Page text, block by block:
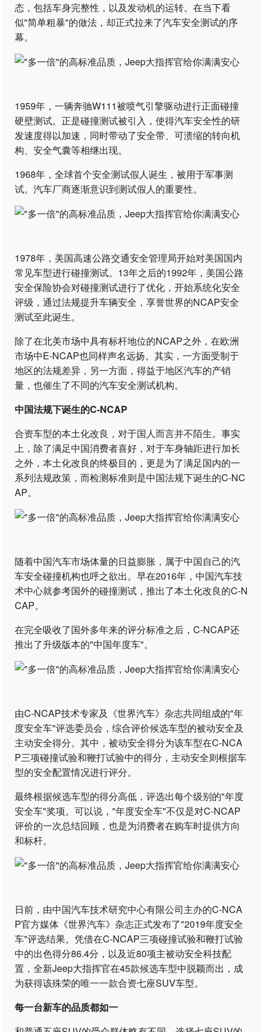
态，包括车身完整性，以及发动机的运转。在当下看
似"简单粗暴"的做法，却正式拉来了汽车安全测试的序
幕。
1959年，一辆奔驰W111被喷气引擎驱动进行正面碰撞
硬壁测试。正是碰撞测试被引入，使得汽车安全性的研
发速度得以加速，同时带动了安全带、可溃缩的转向机
构、安全气囊等相继出现。
1968年，全球首个安全测试假人诞生，被用于军事测
试。汽车厂商逐渐意识到测试假人的重要性。
1978年，美国高速公路交通安全管理局开始对美国国内
常见车型进行碰撞测试。13年之后的1992年，美国公路
安全保险协会对碰撞测试进行了优化，开始系统化安全
评级，通过法规提升车辆安全，享誉世界的NCAP安全
测试至此诞生。
除了在北美市场中具有标杆地位的NCAP之外，在欧洲
市场中E-NCAP也同样声名远扬。其实，一方面受制于
地区的法规差异，另一方面，得益于地区汽车的产销
量，也催生了不同的汽车安全测试机构。
中国法规下诞生的C-NCAP
合资车型的本土化改良，对于国人而言并不陌生。事实
上，除了满足中国消费者喜好，对于车身轴距进行加长
之外，本土化改良的终极目的，更是为了满足国内的一
系列法规政策，而检测标准则是中国法规下诞生的C-NC
AP。
随着中国汽车市场体量的日益膨胀，属于中国自己的汽
车安全碰撞机构也呼之欲出。早在2016年，中国汽车技
术中心就参考国外的碰撞测试，推出了本土化改良的C-N
CAP。
在完全吸收了国外多年来的评分标准之后，C-NCAP还
推出了升级版本的"中国年度车"。
由C-NCAP技术专家及《世界汽车》杂志共同组成的"年
度安全车"评选委员会，综合评价候选车型的被动安全及
主动安全得分。其中，被动安全得分为该车型在C-NCA
P三项碰撞试验和鞭打试验中的得分，主动安全则根据车
型的安全配置情况进行评分。
最终根据候选车型的得分高低，评选出每个级别的"年度
安全车"奖项。可以说，"年度安全车"不仅是对C-NCAP
评价的一次总结回顾，也是为消费者在购车时提供方向
和标杆。
日前，由中国汽车技术研究中心有限公司主办的C-NCA
P官方媒体《世界汽车》杂志正式发布了"2019年度安全
车"评选结果。凭借在C-NCAP三项碰撞试验和鞭打试验
中的出色得分86.4分，以及近80项主被动安全科技配
置，全新Jeep大指挥官在45款候选车型中脱颖而出，成
为获得该殊荣的唯一一款合资七座SUV车型。
每一台新车的品质都如一